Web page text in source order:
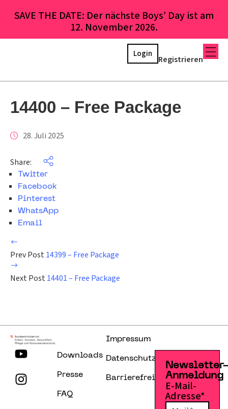
SAVE THE DATE: Der nächste Boys’ Day ist am
12. November 2026.
Registrieren
Login
14400 – Free Package
28. Juli 2025
Share:
Twitter
Facebook
Pinterest
WhatsApp
Email
Prev Post 14399 – Free Package
Next Post 14401 – Free Package
Downloads
Presse
FAQ
Impressum
Datenschutzerklärung
Barrierefreiheitserklärung
Anmeldung
E-Mail-
Adresse*